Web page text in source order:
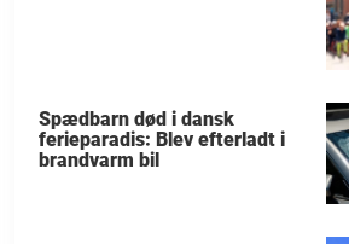
Spædbarn død i dansk
ferieparadis: Blev efterladt i
brandvarm bil